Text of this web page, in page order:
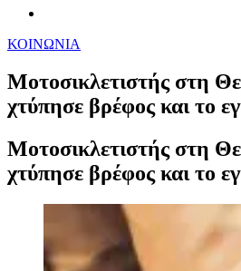
ΚΟΙΝΩΝΙΑ
Μοτοσικλετιστής στη
χτύπησε βρέφος και το
Μοτοσικλετιστής στη
χτύπησε βρέφος και το